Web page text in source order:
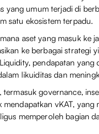
yang umum terjadi di
satu ekosistem terpadu.
aset yang masuk ke
ke berbagai strategi
pendapatan yang
likuiditas dan
governance,
vKAT, yang
memperoleh bagian